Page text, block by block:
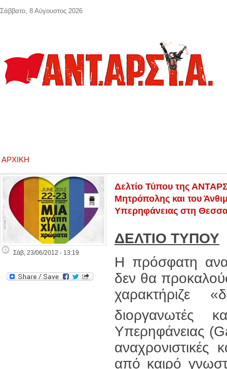
ΑΡΧΙΚΉ
Σάβ, 23/06/2012 - 13:19
Δελτίο Τύπου της
Μητρόπολης και του
Υπερηφάνειας στη
ΔΕΛΤΙΟ ΤΥΠΟΥ
Η πρόσφατη
δεν θα
χαρακτήριζε
διοργανωτές
Υπερηφάνειας
αναχρονιστικές
από καιρό
Σάββατο, 8 Αύγουστος 2026